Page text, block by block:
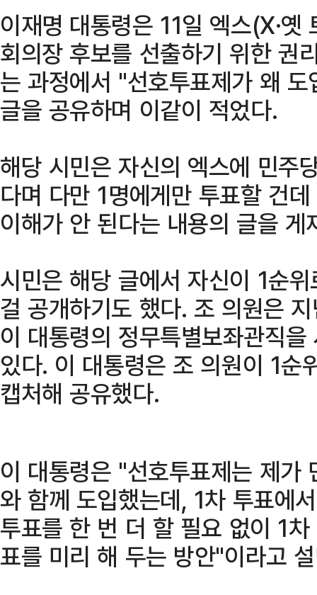
이재명 대통령은 11일 엑스(X·
회의장 후보를 선출하기 위한 권
는 과정에서 "선호투표제가 왜
글을 공유하며 이같이 적었다.
해당 시민은 자신의 엑스에 민주
다며 다만 1명에게만 투표할 건
이해가 안 된다는 내용의 글을 게
시민은 해당 글에서 자신이 1순
걸 공개하기도 했다. 조 의원은
이 대통령의 정무특별보좌관직
있다. 이 대통령은 조 의원이 1순
캡처해 공유했다.
이 대통령은 "선호투표제는 제가
와 함께 도입했는데, 1차 투표에
투표를 한 번 더 할 필요 없이 1
표를 미리 해 두는 방안"이라고